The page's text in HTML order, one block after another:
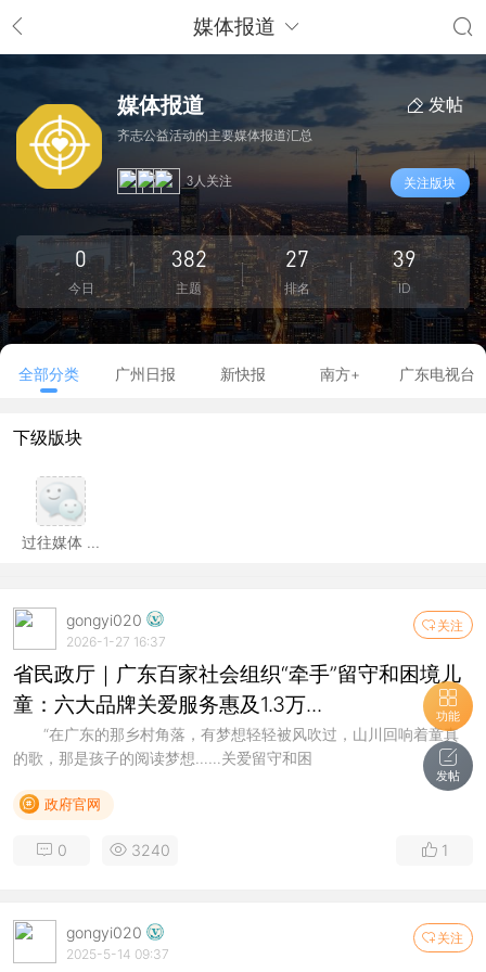
媒体报道
媒体报道
齐志公益活动的主要媒体报道汇总
发帖
3人关注 关注版块
0
今日
382
主题
27
排名
39
ID
全部分类 广州日报 新快报 南方+ 广东电视台
下级版块
过往媒体 ...
关注
gongyi020
2026-1-27 16:37
省民政厅｜广东百家社会组织“牵手”留守和困境儿
童：六大品牌关爱服务惠及1.3万...
“在广东的那乡村角落，有梦想轻轻被风吹过，山川回响着童真
的歌，那是孩子的阅读梦想……关爱留守和困
政府官网
0 3240 1
关注
gongyi020
2025-5-14 09:37
功能
发帖